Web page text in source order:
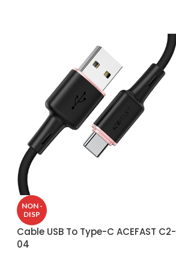
NON -
DISP
Cable USB To Type-C ACEFAST C2-
04